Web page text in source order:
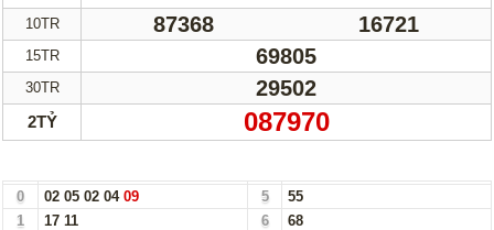
10TR 87368 16721
15TR 69805
30TR 29502
2TỶ 087970
0 02 05 02 04 09 5
55
1
17 11 6
68